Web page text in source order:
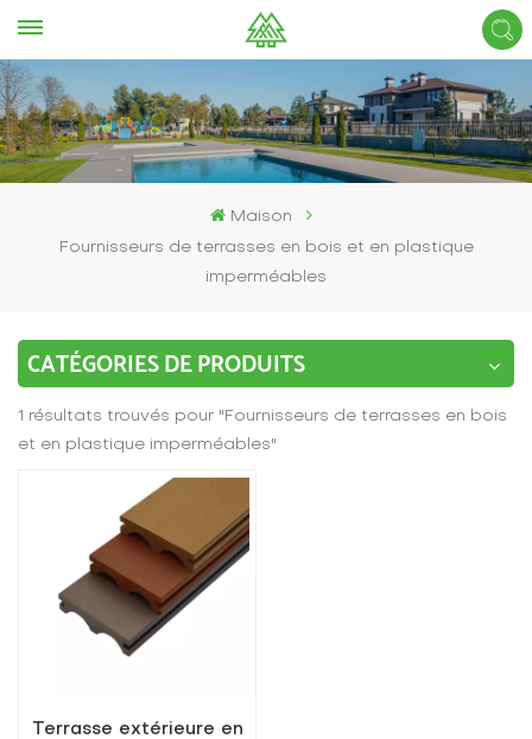
Maison
Fournisseurs de terrasses en bois et en plastique
imperméables
CATÉGORIES DE PRODUITS
1 résultats trouvés pour "Fournisseurs de terrasses en bois
et en plastique imperméables"
Terrasse extérieure en